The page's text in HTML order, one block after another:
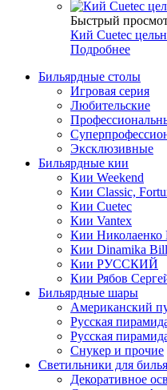
Быстрый
Кий Cuetec
Подробнее
Бильярдные столы
Игровая серия
Любительские
Эксклюзивные
Бильярдные кии
Кии Weekend
Кии Classic,
Кии Cuetec
Кии Vantex
Кии
Кии Dinamika
Кии РУССКИЙ
Кии Рябов
Бильярдные шары
Американский
Русская
Русская
Снукер и прочие
Светильники для
Декоративное